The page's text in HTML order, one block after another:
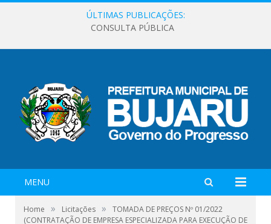
ÚLTIMAS PUBLICAÇÕES:
CONSULTA PÚBLICA
MENU
Home » Licitações »
TOMADA DE PREÇOS Nº 01/2022
(CONTRATAÇÃO DE EMPRESA ESPECIALIZADA PARA EXECUÇÃO DE